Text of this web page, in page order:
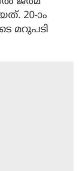
20-ാം
മറുപടി